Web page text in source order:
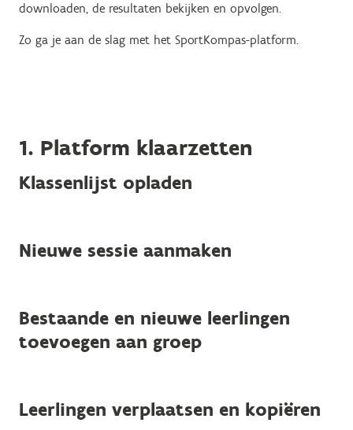
downloaden, de resultaten bekijken en opvolgen.
Zo ga je aan de slag met het SportKompas-platform.
1. Platform klaarzetten
Klassenlijst opladen
Nieuwe sessie aanmaken
Bestaande en nieuwe leerlingen
toevoegen aan groep
Leerlingen verplaatsen en kopiëren